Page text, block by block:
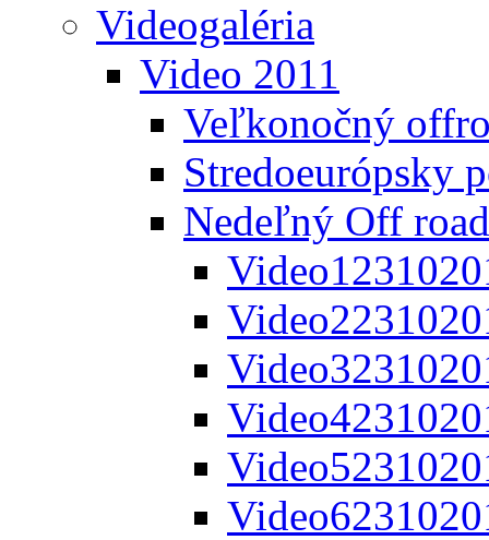
Videogaléria
Video 2011
Veľkonočný
Stredoeurópsky
Nedeľný Off